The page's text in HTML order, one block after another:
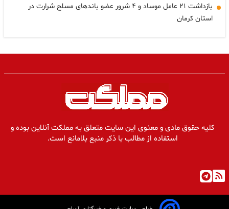
بازداشت ۲۱ عامل موساد و ۴ شرور عضو باندهای مسلح شرارت در
استان کرمان
کلیه حقوق مادی و معنوی این سایت متعلق به مملکت آنلاین بوده و
استفاده از مطالب با ذکر منبع بلامانع است.